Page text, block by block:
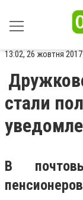
13:02, 26 жовтня 2017
стали
В